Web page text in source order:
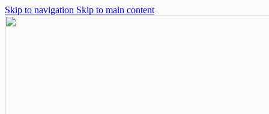
Skip to navigation Skip to main content